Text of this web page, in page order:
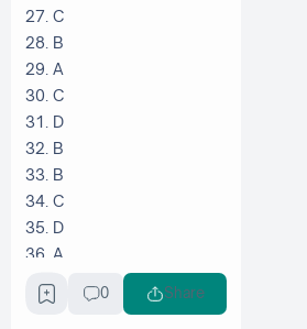
27. C
28. B
29. A
30. C
31. D
32. B
33. B
34. C
35. D
36. A
37. B
38. C
0 Share